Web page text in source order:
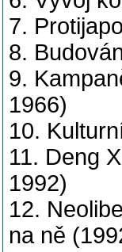
7.
8.
9.
1966)
10.
11. Deng
1992)
12.
na ně